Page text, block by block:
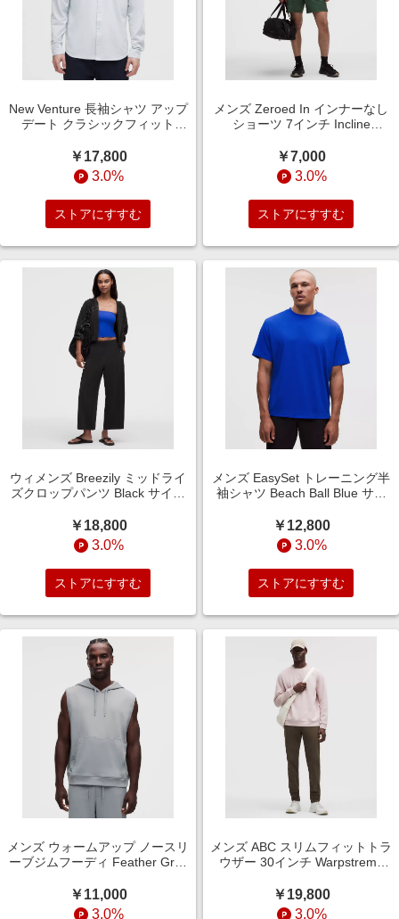
New Venture 長袖シャツ アップ
デート クラシックフィット
lululemon
￥17,800
3.0%
ストアにすすむ
メンズ Zeroed In インナーなし
ショーツ 7インチ Incline
lululemon
￥7,000
3.0%
ストアにすすむ
ウィメンズ Breezily ミッドライ
ズクロップパンツ Black サイズ
￥18,800
3.0%
ストアにすすむ
メンズ EasySet トレーニング半
袖シャツ Beach Ball Blue サイ
￥12,800
3.0%
ストアにすすむ
メンズ ウォームアップ ノースリ
ーブジムフーディ Feather Grey
￥11,000
3.0%
メンズ ABC スリムフィットトラ
ウザー 30インチ Warpstreme
lululemon
￥19,800
3.0%